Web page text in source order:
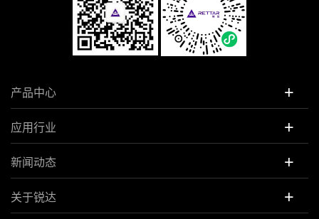
产品中心 +
应用行业 +
新闻动态 +
关于锐达 +